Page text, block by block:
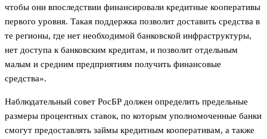
чтобы они впоследствии финансировали кредитные кооперативы
первого уровня. Такая поддержка позволит доставить средства в
те регионы, где нет необходимой банковской инфраструктуры,
нет доступа к банковским кредитам, и позволит отдельным
малым и средним предприятиям получить финансовые
средства».
Наблюдательный совет РосБР должен определить предельные
размеры процентных ставок, по которым уполномоченные банки
смогут предоставлять займы кредитным кооперативам, а также